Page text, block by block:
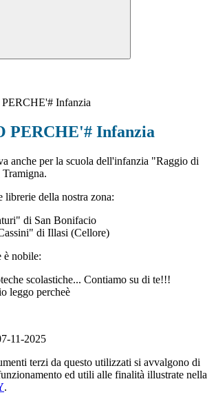
Infanzia
PERCHE'# Infanzia
anche per la scuola dell'infanzia "Raggio di
librerie della nostra zona:
di San Bonifacio
di Illasi (Cellore)
è nobile:
scolastiche... Contiamo su di te!!!
11-2025
terzi da questo utilizzati si avvalgono di
ed utili alle finalità illustrate nella
.